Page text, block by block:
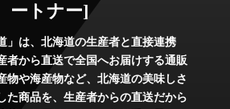
ートナー]
」は、北海道の生産者と直接連携
者から直送で全国へお届けする通販
物や海産物など、北海道の美味しさ
た商品を、生産者からの直送だから